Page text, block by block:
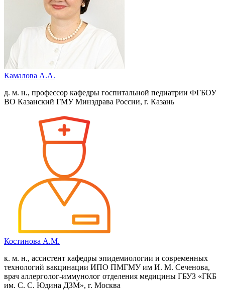
Камалова А.А.
д. м. н., профессор кафедры госпитальной педиатрии ФГБОУ
ВО Казанский ГМУ Минздрава России, г. Казань
Костинова А.М.
к. м. н., ассистент кафедры эпидемиологии и современных
технологий вакцинации ИПО ПМГМУ им И. М. Сеченова,
врач аллерголог-иммунолог отделения медицины ГБУЗ «ГКБ
им. С. С. Юдина ДЗМ», г. Москва